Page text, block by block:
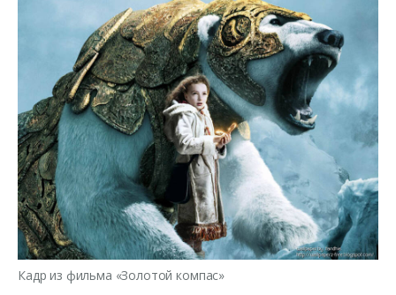
Кадр из фильма «Золотой компас»